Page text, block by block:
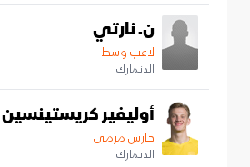
ن. نارتي
لاعب وسط
الدنمارك
أوليفير كريستينسين
حارس مرمى
الدنمارك